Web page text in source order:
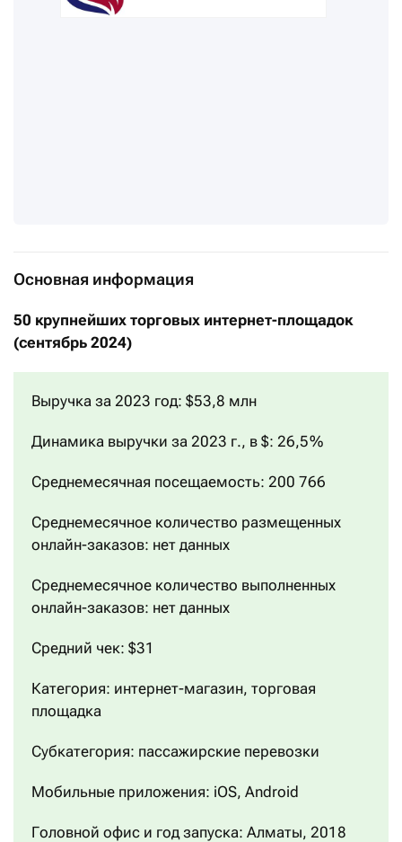
Основная информация
50 крупнейших торговых интернет-площадок
(сентябрь 2024)
Выручка за 2023 год: $53,8 млн
Динамика выручки за 2023 г., в $: 26,5 %
Среднемесячная посещаемость: 200 766
Среднемесячное количество размещенных
онлайн-заказов: нет данных
Среднемесячное количество выполненных
онлайн-заказов: нет данных
Средний чек: $31
Категория: интернет-магазин, торговая
площадка
Субкатегория: пассажирские перевозки
Мобильные приложения: iOS, Android
Головной офис и год запуска: Алматы, 2018